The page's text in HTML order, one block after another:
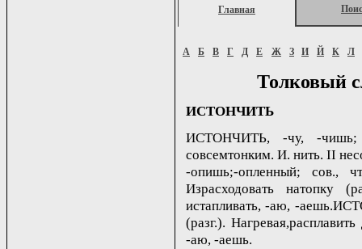
Главная
А Б В Г Д Е Ж З И Й К Л
Толковый
ИСТОНЧИТЬ
ИСТОНЧИТЬ, -чу, -чишь;
совсемтонким. И. нить. II
-опишь;-опленный;
Израсходовать натопку
истапливать, -аю, -
(разг.).
-аю, -аешь.